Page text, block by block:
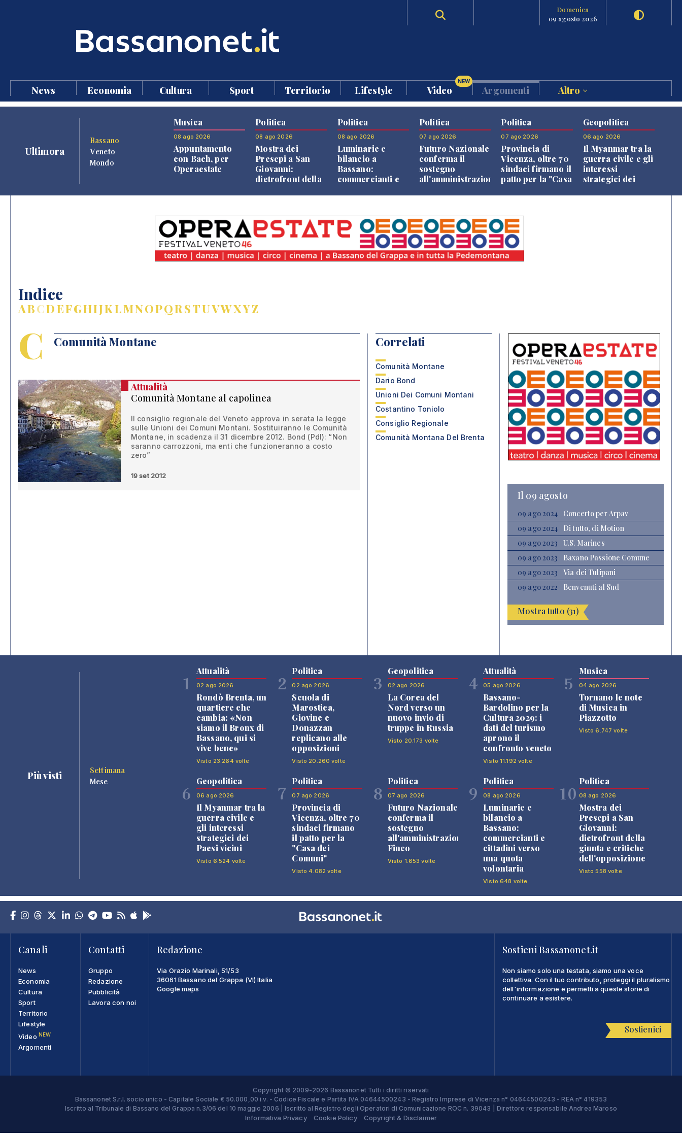
Domenica
09 agosto 2026
News Economia Cultura Sport Territorio Lifestyle Video
NEW
Argomenti Altro
Ultimora
Bassano
Veneto
Mondo
Musica
08 ago 2026
Appuntamento
con Bach, per
Operaestate
Politica
08 ago 2026
Mostra dei
Presepi a San
Giovanni:
dietrofront della
Politica
08 ago 2026
Luminarie e
bilancio a
Bassano:
commercianti e
Politica
07 ago 2026
Futuro Nazionale
conferma il
sostegno
all'amministrazione
Politica
07 ago 2026
Provincia di
Vicenza, oltre 70
sindaci firmano il
patto per la "Casa
Geopolitica
06 ago 2026
Il Myanmar tra la
guerra civile e gli
interessi
strategici dei
Indice
ABCDEFGHIJKLMNOPQRSTUVWXYZ
C Comunità Montane
Attualità
Comunità Montane al capolinea
Il consiglio regionale del Veneto approva in serata la legge
sulle Unioni dei Comuni Montani. Sostituiranno le Comunità
Montane, in scadenza il 31 dicembre 2012. Bond (Pdl): “Non
saranno carrozzoni, ma enti che funzioneranno a costo
zero”
19 set 2012
Correlati
Comunità Montane
Dario Bond
Unioni Dei Comuni Montani
Costantino Toniolo
Consiglio Regionale
Comunità Montana Del Brenta
Il 09 agosto
09 ago 2024
Concerto per Arpav
09 ago 2024
Di tutto, di Motion
09 ago 2023
U.S. Marines
09 ago 2023
Baxano Passione Comune
09 ago 2023
Via dei Tulipani
09 ago 2022
Benvenuti al Sud
Mostra tutto (31)
Più visti
Settimana
Mese
1
Attualità
02 ago 2026
Rondò Brenta, un
quartiere che
cambia: «Non
siamo il Bronx di
Bassano, qui si
vive bene»
Visto 23.264 volte
2
Politica
02 ago 2026
Scuola di
Marostica,
Giovine e
Donazzan
replicano alle
opposizioni
Visto 20.260 volte
3
Geopolitica
02 ago 2026
La Corea del
Nord verso un
nuovo invio di
truppe in Russia
Visto 20.173 volte
4
Attualità
05 ago 2026
Bassano-
Bardolino per la
Cultura 2029: i
dati del turismo
aprono il
confronto veneto
Visto 11.192 volte
5
Musica
04 ago 2026
Tornano le note
di Musica in
Piazzotto
Visto 6.747 volte
6
Geopolitica
06 ago 2026
Il Myanmar tra la
guerra civile e
gli interessi
strategici dei
Paesi vicini
Visto 6.524 volte
7
Politica
07 ago 2026
Provincia di
Vicenza, oltre 70
sindaci firmano
il patto per la
"Casa dei
Comuni"
Visto 4.082 volte
8
Politica
07 ago 2026
Futuro Nazionale
conferma il
sostegno
all'amministrazione
Finco
Visto 1.653 volte
9
Politica
08 ago 2026
Luminarie e
bilancio a
Bassano:
commercianti e
cittadini verso
una quota
volontaria
Visto 648 volte
10
Politica
08 ago 2026
Mostra dei
Presepi a San
Giovanni:
dietrofront della
giunta e critiche
dell'opposizione
Visto 558 volte
Canali
News
Economia
Cultura
Sport
Territorio
Lifestyle
Video NEW
Argomenti
Contatti
Gruppo
Redazione
Pubblicità
Lavora con noi
Redazione
Via Orazio Marinali, 51/53
36061 Bassano del Grappa (VI) Italia
Google maps
Sostieni Bassanonet.it
Non siamo solo una testata, siamo una voce
collettiva. Con il tuo contributo, proteggi il pluralismo
dell'informazione e permetti a queste storie di
continuare a esistere.
Sostienici
Copyright © 2009-2026 Bassanonet Tutti i diritti riservati
Bassanonet S.r.l. socio unico - Capitale Sociale € 50.000,00 i.v. - Codice Fiscale e Partita IVA 04644500243 - Registro Imprese di Vicenza n° 04644500243 - REA n° 419353
Iscritto al Tribunale di Bassano del Grappa n.3/06 del 10 maggio 2006 | Iscritto al Registro degli Operatori di Comunicazione ROC n. 39043 | Direttore responsabile Andrea Maroso
Informativa Privacy Cookie Policy Copyright & Disclaimer